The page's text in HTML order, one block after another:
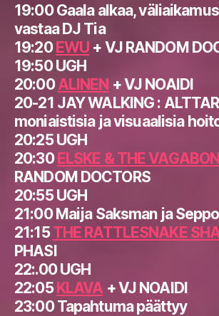
19:00 Gaala alkaa,
vastaa DJ Tia
19:20EWU + VJ RANDOM
19:50 UGH
20:00ALINEN + VJ NOAIDI
20-21 JAY WALKING :
moniaistisia ja visuaalisia
20:25 UGH
20:30ELSKE & THE
RANDOM DOCTORS
20:55 UGH
21:00 Maija Saksman ja
21:15THE RATTLESNAKE
PHASI
22:.00 UGH
22:05KLAVA + VJ NOAIDI
23:00 Tapahtuma päättyy